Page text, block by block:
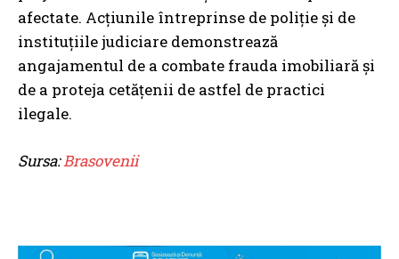
afectate. Acțiunile întreprinse de poliție și de
instituțiile judiciare demonstrează
angajamentul de a combate frauda imobiliară și
de a proteja cetățenii de astfel de practici
ilegale.
Sursa:Brasovenii